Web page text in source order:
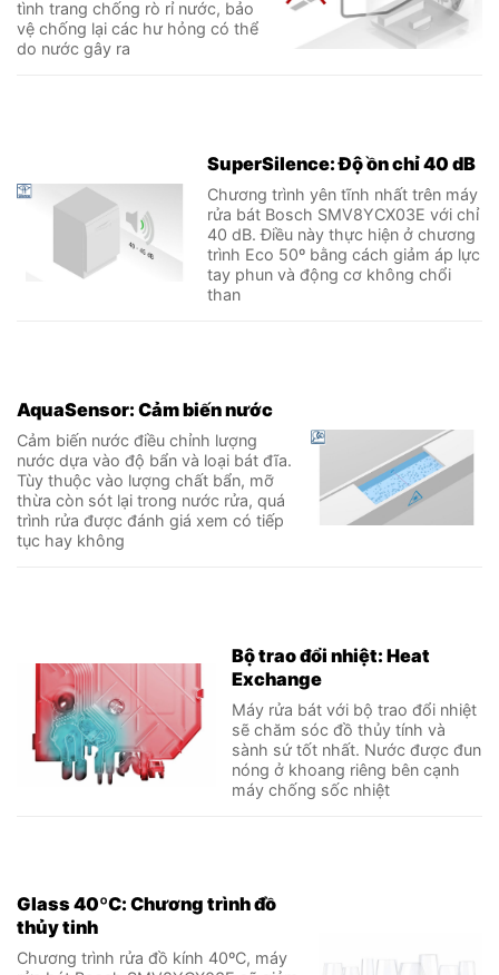
tình trang chống rò rỉ nước, bảo
vệ chống lại các hư hỏng có thể
do nước gây ra
SuperSilence: Độ ồn chỉ 40 dB
Chương trình yên tĩnh nhất trên máy
rửa bát Bosch SMV8YCX03E với chỉ
40 dB. Điều này thực hiện ở chương
trình Eco 50º bằng cách giảm áp lực
tay phun và động cơ không chổi
than
AquaSensor: Cảm biến nước
Cảm biến nước điều chỉnh lượng
nước dựa vào độ bẩn và loại bát đĩa.
Tùy thuộc vào lượng chất bẩn, mỡ
thừa còn sót lại trong nước rửa, quá
trình rửa được đánh giá xem có tiếp
tục hay không
Bộ trao đổi nhiệt: Heat
Exchange
Máy rửa bát với bộ trao đổi nhiệt
sẽ chăm sóc đồ thủy tính và
sành sứ tốt nhất. Nước được đun
nóng ở khoang riêng bên cạnh
máy chống sốc nhiệt
Glass 40ºC: Chương trình đồ
thủy tinh
Chương trình rửa đồ kính 40ºC, máy